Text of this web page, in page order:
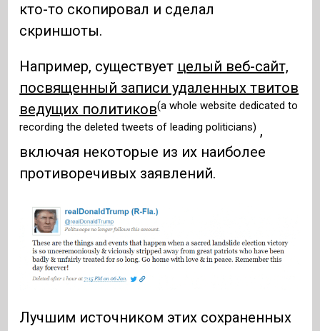
кто-то скопировал и сделал
скриншоты.
Например, существует целый веб-сайт,
посвященный записи удаленных твитов
ведущих политиков(a whole website dedicated to
recording the deleted tweets of leading politicians) ,
включая некоторые из их наиболее
противоречивых заявлений.
Лучшим источником этих сохраненных